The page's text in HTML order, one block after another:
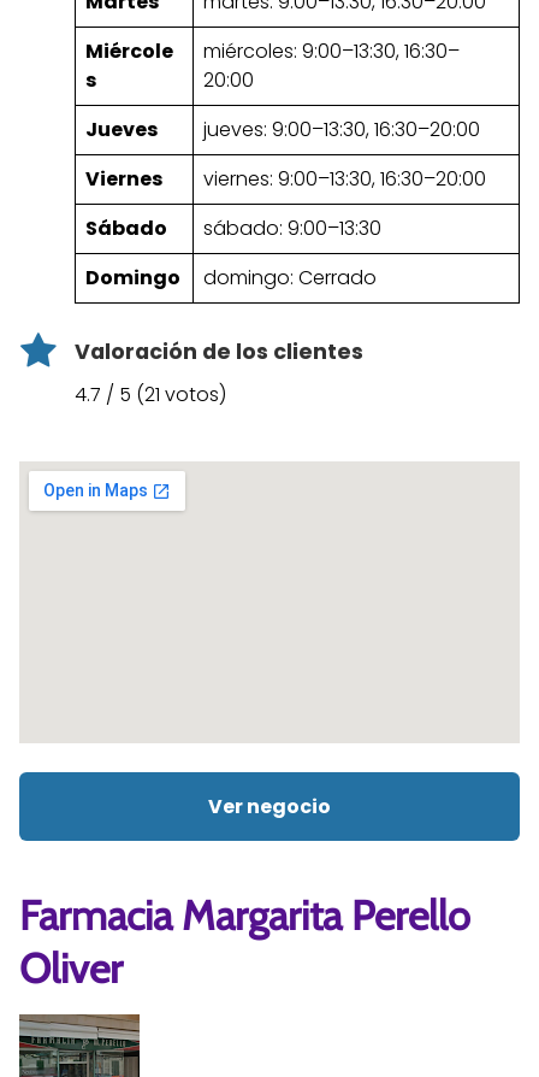
Miércole
s
miércoles: 9:00–13:30, 16:30–
20:00
Jueves
jueves: 9:00–13:30, 16:30–20:00
Viernes
viernes: 9:00–13:30, 16:30–20:00
Sábado
sábado: 9:00–13:30
Domingo
domingo: Cerrado
Valoración de los clientes
4.7 / 5 (21 votos)
Ver negocio
Farmacia Margarita Perello
Oliver